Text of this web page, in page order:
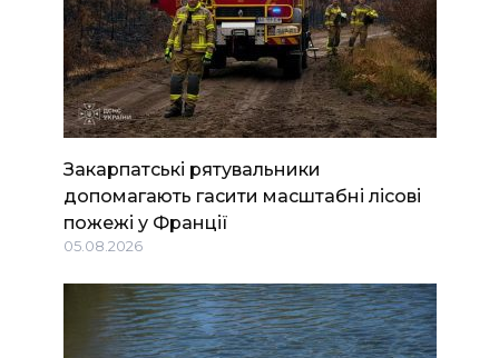
Закарпатські рятувальники
допомагають гасити масштабні лісові
пожежі у Франції
05.08.2026